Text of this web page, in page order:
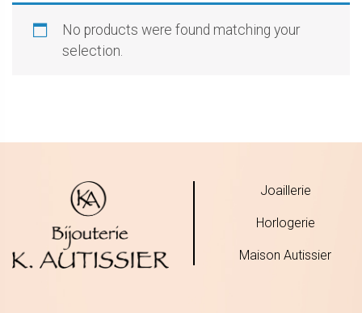
No products were found matching your
selection.
Joaillerie
Horlogerie
Maison Autissier